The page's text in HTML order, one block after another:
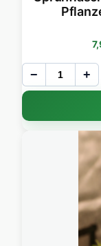
− +